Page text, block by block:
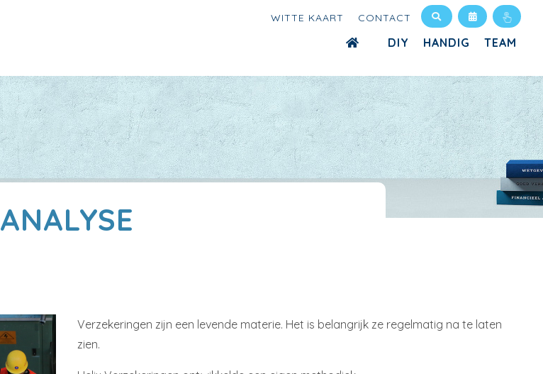
WITTE KAART CONTACT
DIY HANDIG TEAM
ANALYSE
Verzekeringen zijn een levende materie. Het is belangrijk ze regelmatig na te laten
zien.